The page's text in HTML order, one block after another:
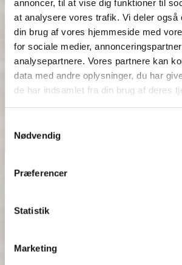
annoncer, til at vise dig funktioner til
at analysere vores trafik. Vi deler også
din brug af vores hjemmeside med
for sociale medier,
analysepartnere. Vores partnere kan
data med andre oplysninger, du har
de har indsamlet fra din brug af deres
Nødvendig
Præferencer
Statistik
Marketing